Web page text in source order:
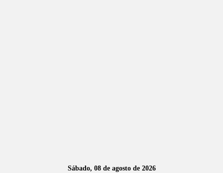
Sábado, 08 de agosto de 2026